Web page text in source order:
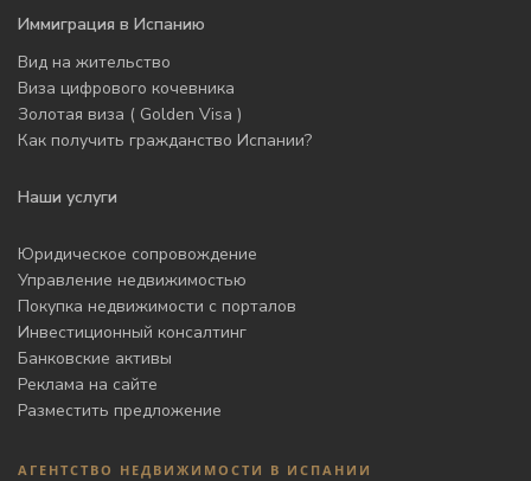
Иммиграция в Испанию
Вид на жительство
Виза цифрового кочевника
Золотая виза ( Golden Visa )
Как получить гражданство Испании?
Наши услуги
Юридическое сопровождение
Управление недвижимостью
Покупка недвижимости с порталов
Инвестиционный консалтинг
Банковские активы
Реклама на сайте
Разместить предложение
АГЕНТСТВО НЕДВИЖИМОСТИ В ИСПАНИИ